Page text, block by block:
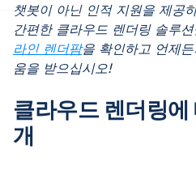
챗봇이 아닌 인적 지원을 제공
간편한 클라우드 렌더링 솔루
라인 렌더팜을 확인하고 언제
움을 받으십시오!
클라우드 렌더링
개